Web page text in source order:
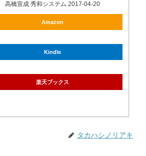
高橋宣成 秀和システム 2017-04-20
Amazon
Kindle
楽天ブックス
タカハシノリアキ